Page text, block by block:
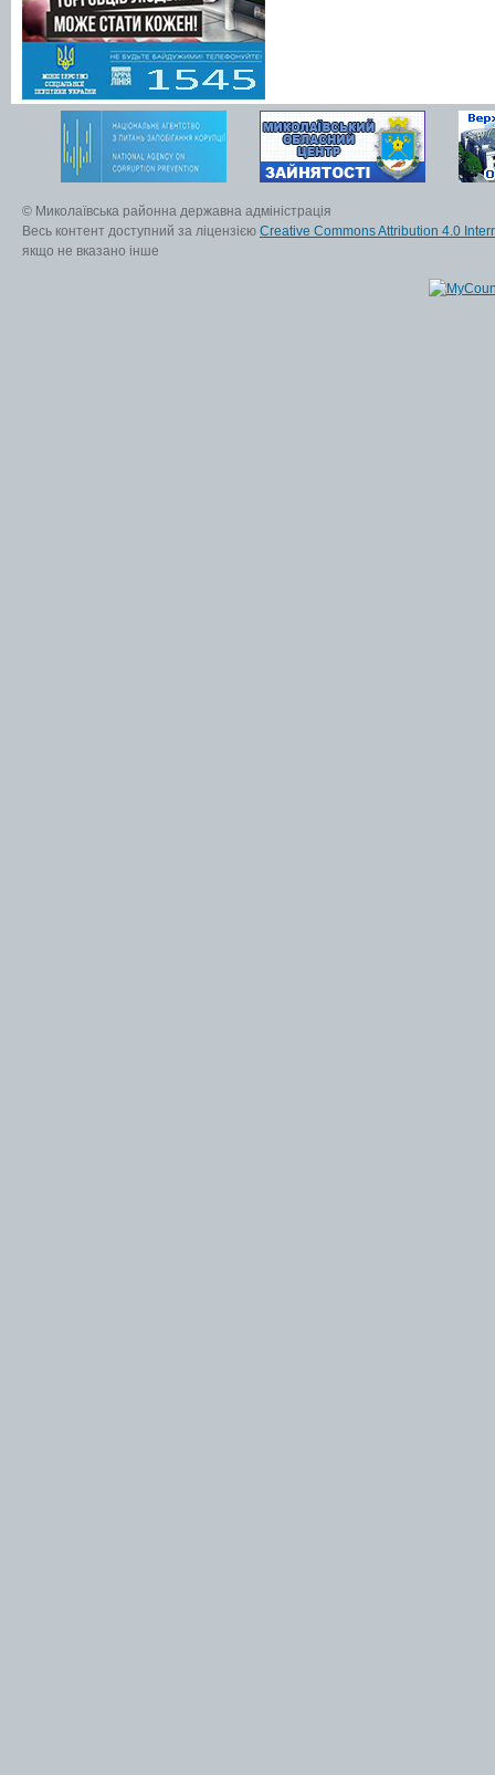
© Миколаївська районна державна адміністрація
Весь контент доступний за ліцензією Creative Commons Attribution 4.0
якщо не вказано інше